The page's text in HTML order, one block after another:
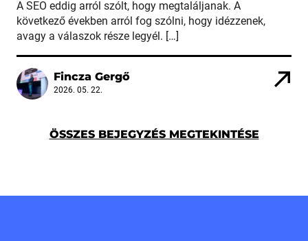
A SEO eddig arról szólt, hogy megtaláljanak. A
következő években arról fog szólni, hogy idézzenek,
avagy a válaszok része legyél. […]
Fincza Gergő
2026. 05. 22.
ÖSSZES BEJEGYZÉS MEGTEKINTÉSE